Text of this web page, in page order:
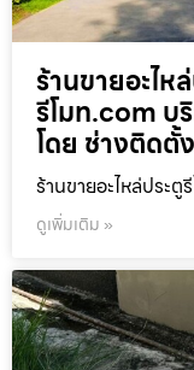
ร้านขายอะไห
รีโมท.com บ
โดย ช่างติดตั้
ร้านขายอะไหล่ประ
ดูเพิ่มเติม »